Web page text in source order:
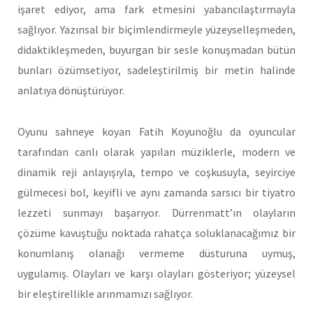
işaret ediyor, ama fark etmesini yabancılaştırmayla
sağlıyor. Yazınsal bir biçimlendirmeyle yüzeyselleşmeden,
didaktikleşmeden, buyurgan bir sesle konuşmadan bütün
bunları özümsetiyor, sadeleştirilmiş bir metin halinde
anlatıya dönüştürüyor.
Oyunu sahneye koyan Fatih Koyunoğlu da oyuncular
tarafından canlı olarak yapılan müziklerle, modern ve
dinamik reji anlayışıyla, tempo ve coşkusuyla, seyirciye
gülmecesi bol, keyifli ve aynı zamanda sarsıcı bir tiyatro
lezzeti sunmayı başarıyor. Dürrenmatt’ın olayların
çözüme kavuştuğu noktada rahatça soluklanacağımız bir
konumlanış olanağı vermeme düsturuna uymuş,
uygulamış. Olayları ve karşı olayları gösteriyor; yüzeysel
bir eleştirellikle arınmamızı sağlıyor.